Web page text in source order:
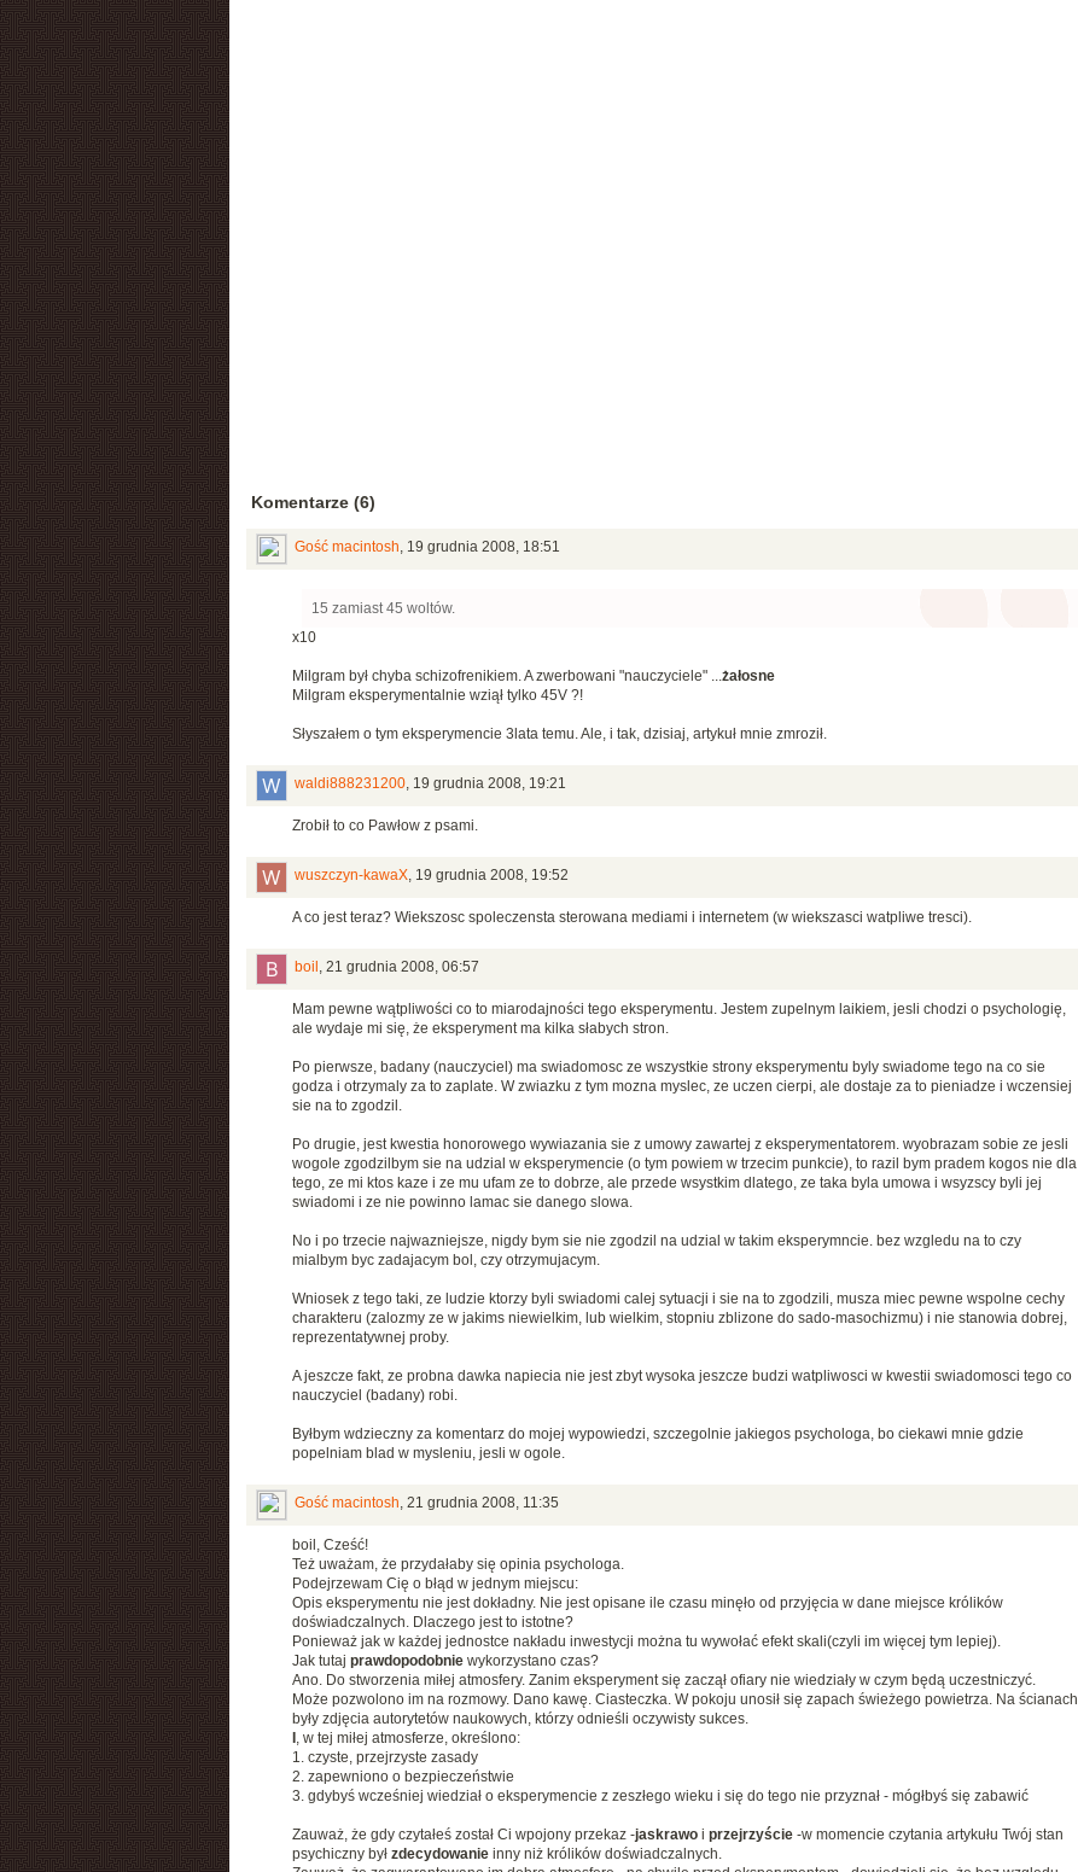
Komentarze (6)
Gość macintosh, 19 grudnia 2008, 18:51
15 zamiast 45 woltów.
x10
Milgram był chyba schizofrenikiem. A zwerbowani "nauczyciele" ...żałosne
Milgram eksperymentalnie wziął tylko 45V ?!
Słyszałem o tym eksperymencie 3lata temu. Ale, i tak, dzisiaj, artykuł mnie zmroził.
waldi888231200, 19 grudnia 2008, 19:21
Zrobił to co Pawłow z psami.
wuszczyn-kawaX, 19 grudnia 2008, 19:52
A co jest teraz? Wiekszosc spoleczensta sterowana mediami i internetem (w wiekszasci watpliwe tresci).
boil , 21 grudnia 2008, 06:57
Mam pewne wątpliwości co to miarodajności tego eksperymentu. Jestem zupelnym laikiem, jesli chodzi o psychologię,
ale wydaje mi się, że eksperyment ma kilka słabych stron.
Po pierwsze, badany (nauczyciel) ma swiadomosc ze wszystkie strony eksperymentu byly swiadome tego na co sie
godza i otrzymaly za to zaplate. W zwiazku z tym mozna myslec, ze uczen cierpi, ale dostaje za to pieniadze i wczensiej
sie na to zgodzil.
Po drugie, jest kwestia honorowego wywiazania sie z umowy zawartej z eksperymentatorem. wyobrazam sobie ze jesli
wogole zgodzilbym sie na udzial w eksperymencie (o tym powiem w trzecim punkcie), to razil bym pradem kogos nie dla
tego, ze mi ktos kaze i ze mu ufam ze to dobrze, ale przede wsystkim dlatego, ze taka byla umowa i wsyzscy byli jej
swiadomi i ze nie powinno lamac sie danego slowa.
No i po trzecie najwazniejsze, nigdy bym sie nie zgodzil na udzial w takim eksperymncie. bez wzgledu na to czy
mialbym byc zadajacym bol, czy otrzymujacym.
Wniosek z tego taki, ze ludzie ktorzy byli swiadomi calej sytuacji i sie na to zgodzili, musza miec pewne wspolne cechy
charakteru (zalozmy ze w jakims niewielkim, lub wielkim, stopniu zblizone do sado-masochizmu) i nie stanowia dobrej,
reprezentatywnej proby.
A jeszcze fakt, ze probna dawka napiecia nie jest zbyt wysoka jeszcze budzi watpliwosci w kwestii swiadomosci tego co
nauczyciel (badany) robi.
Byłbym wdzieczny za komentarz do mojej wypowiedzi, szczegolnie jakiegos psychologa, bo ciekawi mnie gdzie
popelniam blad w mysleniu, jesli w ogole.
Gość macintosh, 21 grudnia 2008, 11:35
boil, Cześć!
Też uważam, że przydałaby się opinia psychologa.
Podejrzewam Cię o błąd w jednym miejscu:
Opis eksperymentu nie jest dokładny. Nie jest opisane ile czasu minęło od przyjęcia w dane miejsce królików
doświadczalnych. Dlaczego jest to istotne?
Ponieważ jak w każdej jednostce nakładu inwestycji można tu wywołać efekt skali(czyli im więcej tym lepiej).
Jak tutaj prawdopodobnie wykorzystano czas?
Ano. Do stworzenia miłej atmosfery. Zanim eksperyment się zaczął ofiary nie wiedziały w czym będą uczestniczyć.
Może pozwolono im na rozmowy. Dano kawę. Ciasteczka. W pokoju unosił się zapach świeżego powietrza. Na ścianach
były zdjęcia autorytetów naukowych, którzy odnieśli oczywisty sukces.
, w tej miłej atmosferze, określono:
1. czyste, przejrzyste zasady
2. zapewniono o bezpieczeństwie
3. gdybyś wcześniej wiedział o eksperymencie z zeszłego wieku i się do tego nie przyznał - mógłbyś się zabawić
Zauważ, że gdy czytałeś został Ci wpojony przekaz -jaskrawoi przejrzyście-w momencie czytania artykułu Twój stan
psychiczny był zdecydowanie inny niż królików doświadczalnych.